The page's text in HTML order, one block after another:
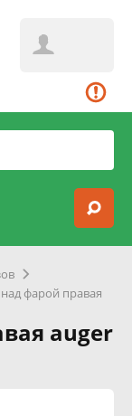
фарой правая
auger